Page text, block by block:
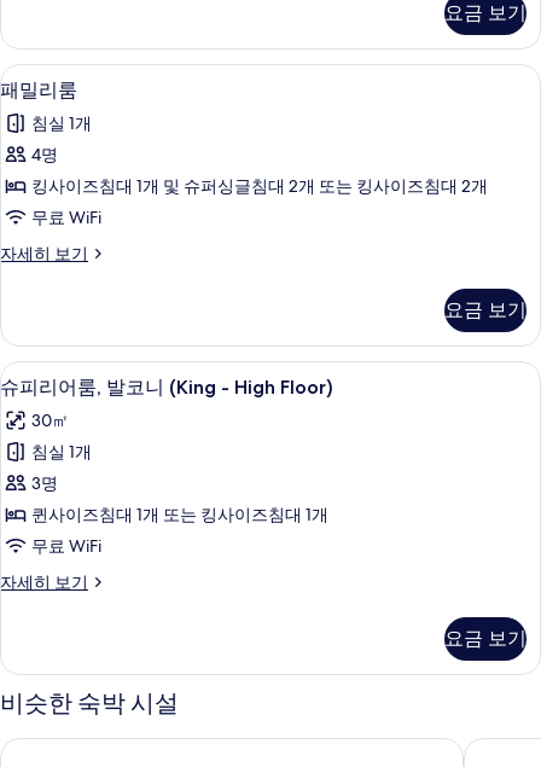
사
진
모
두
보
기
티
브
룸
(King)
자
세
보
기
요금 보기
패
밀
리
룸
사
모
보
기
패밀리룸 | 객실 내 금고, 책상, 방음 설
23
패밀리룸
침실 1개
4명
킹사이즈침대 1개 및 슈퍼싱글침대 2개 또는 킹사이즈침대 2개
무료 WiFi
자세히 보기
패
자
세
히
보
기
요금 보기
슈
피
리
어
룸,
발
니
-
High
Floor)
사
객실 내 금고, 책상, 방음 설비, 다리미/
21
슈피리어룸, 발코니 (King - High Floor)
30㎡
침실 1개
3명
퀸사이즈침대 1개 또는 킹사이즈침대 1개
무료 WiFi
자세히 보기
슈
룸,
발
코
(King
요금 보기
비슷한 숙박 시설
아모라 호텔 브리즈번 홀리데